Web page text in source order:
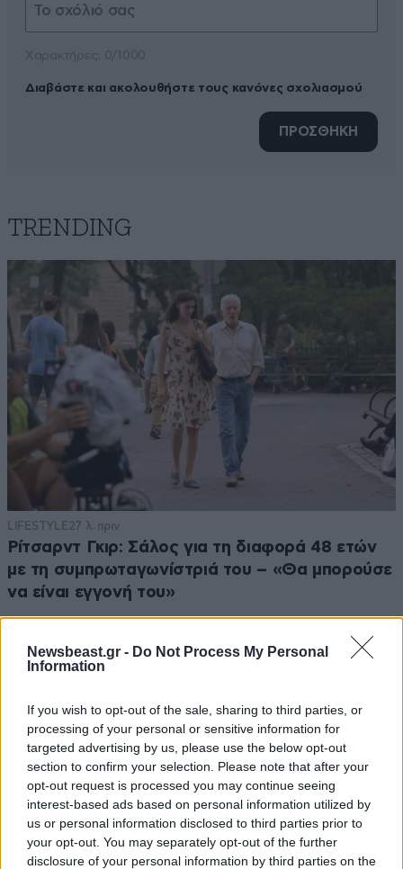
Newsbeast.gr - Do Not Process My Personal
Information
If you wish to opt-out of the sale, sharing to third parties, or
processing of your personal or sensitive information for
targeted advertising by us, please use the below opt-out
section to confirm your selection. Please note that after your
opt-out request is processed you may continue seeing
interest-based ads based on personal information utilized by
us or personal information disclosed to third parties prior to
your opt-out. You may separately opt-out of the further
disclosure of your personal information by third parties on the
Διαβάστε και ακολουθήστε τους κανόνες σχολιασμού
ΠΡΟΣΘΗΚΗ
TRENDING
LIFESTYLE 27 λ. πριν
Ρίτσαρντ Γκιρ: Σάλος για τη διαφορά 48 ετών
με τη συμπρωταγωνίστριά του – «Θα μπορούσε
να είναι εγγονή του»